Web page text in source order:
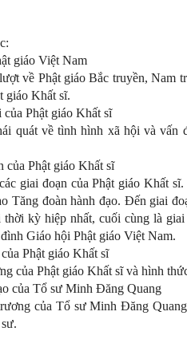
giáo Việt Nam
về Phật giáo Bắc truyền, Nam
giáo Khất sĩ.
Phật giáo Khất sĩ
quát về tình hình xã hội và vấn
của Phật giáo Khất sĩ
giai đoạn của Phật giáo Khất
Tăng đoàn hành đạo. Đến giai
kỳ hiệp nhất, cuối cùng là
Giáo hội Phật giáo Việt Nam.
Phật giáo Khất sĩ
của Phật giáo Khất sĩ và hình
của Tổ sư Minh Đăng Quang
của Tổ sư Minh Đăng